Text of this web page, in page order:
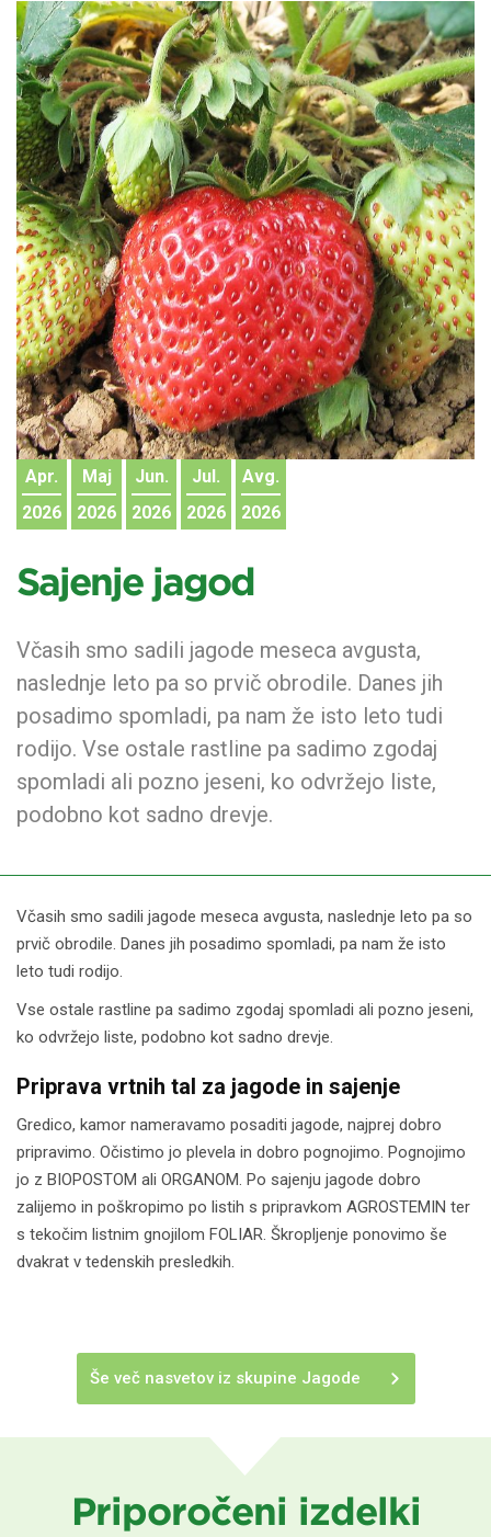
Apr.
2026
Maj
2026
Jun.
2026
Jul.
2026
Avg.
2026
Sajenje jagod
Včasih smo sadili jagode meseca avgusta,
naslednje leto pa so prvič obrodile. Danes jih
posadimo spomladi, pa nam že isto leto tudi
rodijo. Vse ostale rastline pa sadimo zgodaj
spomladi ali pozno jeseni, ko odvržejo liste,
podobno kot sadno drevje.
Včasih smo sadili jagode meseca avgusta, naslednje leto pa so
prvič obrodile. Danes jih posadimo spomladi, pa nam že isto
leto tudi rodijo.
Vse ostale rastline pa sadimo zgodaj spomladi ali pozno jeseni,
ko odvržejo liste, podobno kot sadno drevje.
Priprava vrtnih tal za jagode in sajenje
Gredico, kamor nameravamo posaditi jagode, najprej dobro
pripravimo. Očistimo jo plevela in dobro pognojimo. Pognojimo
jo z BIOPOSTOM ali ORGANOM. Po sajenju jagode dobro
zalijemo in poškropimo po listih s pripravkom AGROSTEMIN ter
s tekočim listnim gnojilom FOLIAR. Škropljenje ponovimo še
dvakrat v tedenskih presledkih.
Še več nasvetov iz skupine Jagode
Priporočeni izdelki